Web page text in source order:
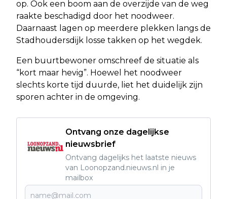
op. Ook een boom aan de overzijde van de weg
raakte beschadigd door het noodweer.
Daarnaast lagen op meerdere plekken langs de
Stadhoudersdijk losse takken op het wegdek.
Een buurtbewoner omschreef de situatie als
“kort maar hevig”. Hoewel het noodweer
slechts korte tijd duurde, liet het duidelijk zijn
sporen achter in de omgeving.
Ontvang onze dagelijkse
nieuwsbrief
Ontvang dagelijks het laatste nieuws
van Loonopzand.nieuws.nl in je
mailbox